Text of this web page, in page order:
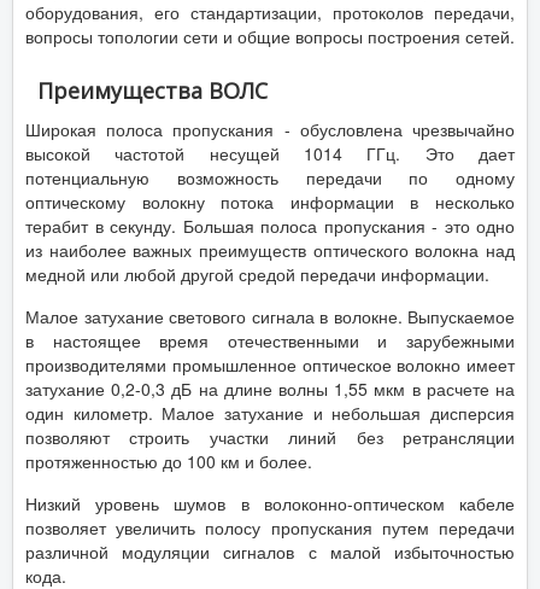
оборудования, его стандартизации, протоколов передачи,
вопросы топологии сети и общие вопросы построения сетей.
Преимущества ВОЛС
Широкая полоса пропускания - обусловлена чрезвычайно
высокой частотой несущей 1014 ГГц. Это дает
потенциальную возможность передачи по одному
оптическому волокну потока информации в несколько
терабит в секунду. Большая полоса пропускания - это одно
из наиболее важных преимуществ оптического волокна над
медной или любой другой средой передачи информации.
Малое затухание светового сигнала в волокне. Выпускаемое
в настоящее время отечественными и зарубежными
производителями промышленное оптическое волокно имеет
затухание 0,2-0,3 дБ на длине волны 1,55 мкм в расчете на
один километр. Малое затухание и небольшая дисперсия
позволяют строить участки линий без ретрансляции
протяженностью до 100 км и более.
Низкий уровень шумов в волоконно-оптическом кабеле
позволяет увеличить полосу пропускания путем передачи
различной модуляции сигналов с малой избыточностью
кода.